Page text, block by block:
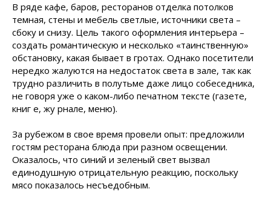
В ряде кафе, баров, ресторанов отделка потолков
темная, стены и мебель светлые, источники света –
сбоку и снизу. Цель такого оформления интерьера –
создать романтическую и несколько «таинственную»
обстановку, какая бывает в гротах. Однако посетители
нередко жалуются на недостаток света в зале, так как
трудно различить в полутьме даже лицо собеседника,
не говоря уже о каком-либо печатном тексте (газете,
книг е, жу рнале, меню).
За рубежом в свое время провели опыт: предложили
гостям ресторана блюда при разном освещении.
Оказалось, что синий и зеленый свет вызвал
единодушную отрицательную реакцию, поскольку
мясо показалось несъедобным.